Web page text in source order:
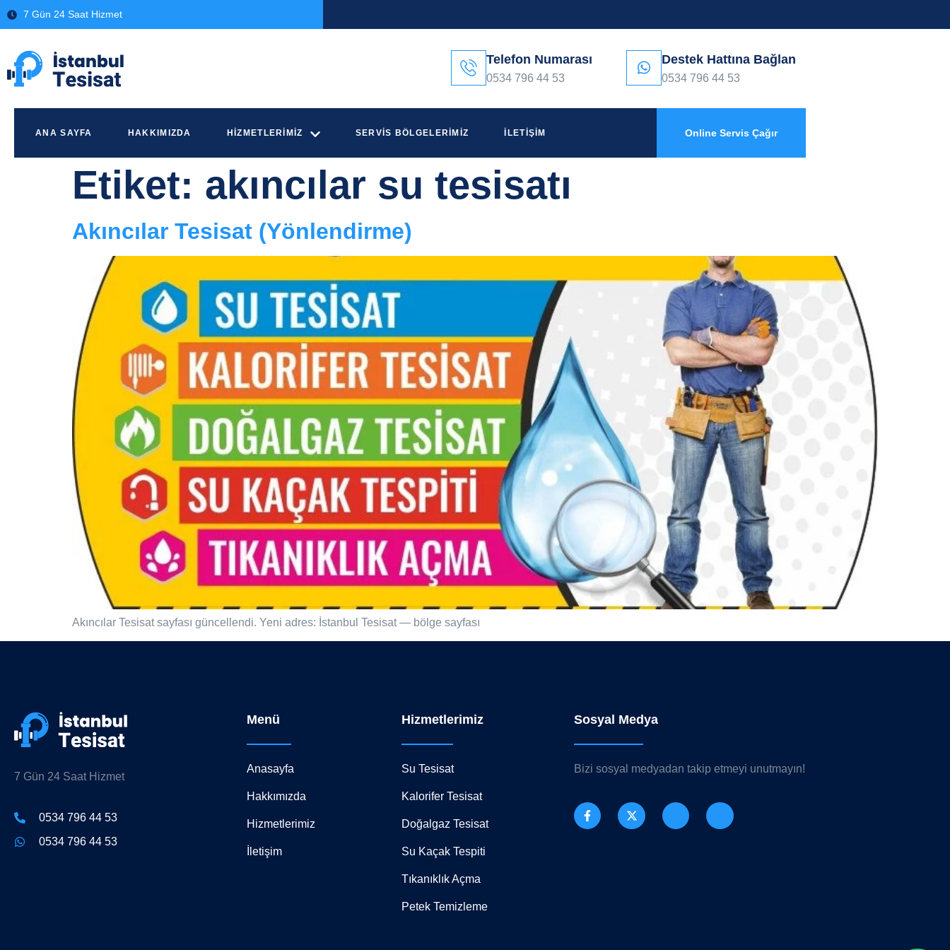
7 Gün 24 Saat Hizmet
Telefon Numarası
0534 796 44 53
Destek Hattına Bağlan
0534 796 44 53
ANA SAYFA HAKKIMIZDA HIZMETLERIMIZ SERVIS BÖLGELERIMIZ İLETIŞIM Online Servis Çağır
Etiket: akıncılar su tesisatı
Akıncılar Tesisat (Yönlendirme)
Akıncılar Tesisat sayfası güncellendi. Yeni adres: İstanbul Tesisat — bölge sayfası
7 Gün 24 Saat Hizmet
0534 796 44 53
0534 796 44 53
Menü
Anasayfa
Hakkımızda
Hizmetlerimiz
İletişim
Hizmetlerimiz
Su Tesisat
Kalorifer Tesisat
Doğalgaz Tesisat
Su Kaçak Tespiti
Tıkanıklık Açma
Petek Temizleme
Sosyal Medya
Bizi sosyal medyadan takip etmeyi unutmayın!